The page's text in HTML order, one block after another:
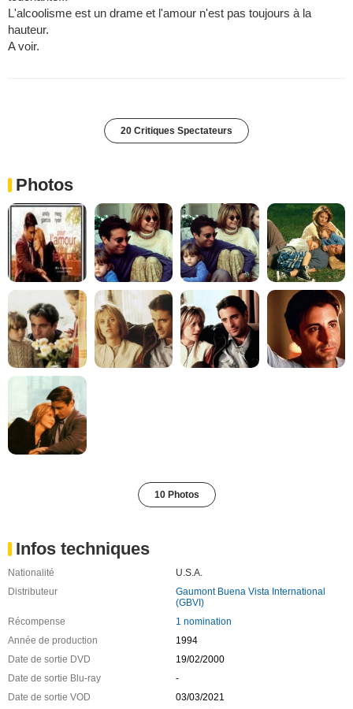
L'alcoolisme est un drame et l'amour n'est pas toujours à la
hauteur.
A voir.
20 Critiques Spectateurs
Photos
10 Photos
Infos techniques
Nationalité
U.S.A.
Distributeur
Gaumont Buena Vista International
(GBVI)
Récompense
1 nomination
Année de production
1994
Date de sortie DVD
19/02/2000
Date de sortie Blu-ray
-
Date de sortie VOD
03/03/2021